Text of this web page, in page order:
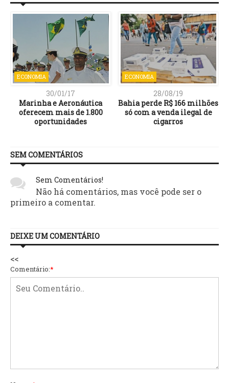
ECONOMIA
30/01/17
Marinha e Aeronáutica
oferecem mais de 1.800
oportunidades
ECONOMIA
28/08/19
Bahia perde R$ 166 milhões
só com a venda ilegal de
cigarros
SEM COMENTÁRIOS
Sem Comentários!
Não há comentários, mas você pode ser o
primeiro a comentar.
DEIXE UM COMENTÁRIO
<<
Comentário:*